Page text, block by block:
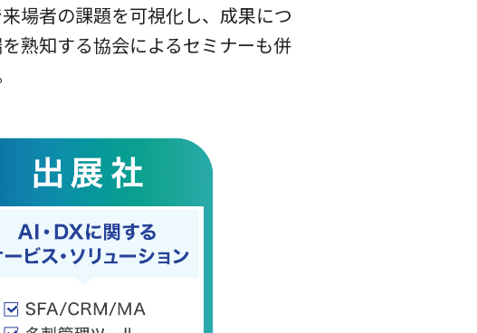
場者の課題を可視化し、成果につ
熟知する協会によるセミナーも併